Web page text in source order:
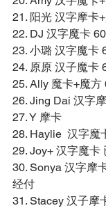
21. 阳光 汉字摩卡
22. DJ 汉字魔卡
23. 小璐 汉字魔卡
24. 原原 汉子魔卡
25. Ally 魔卡+魔
26. Jing Dai 汉字
27. Y 摩卡
28. Haylie  汉字魔
29. Joy+ 汉字魔卡
30. Sonya 汉字摩
经付
31. Stacey 汉子摩